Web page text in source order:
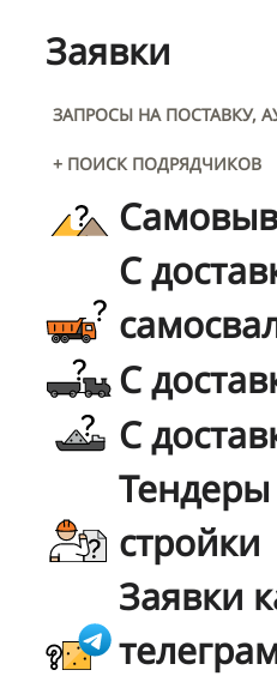
Заявки
ЗАПРОСЫ НА ПОСТАВКУ,
+ ПОИСК ПОДРЯДЧИКОВ
С
С
С
стройки
Заявки